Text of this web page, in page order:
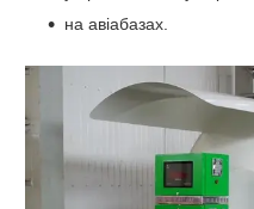
на авіабазах.